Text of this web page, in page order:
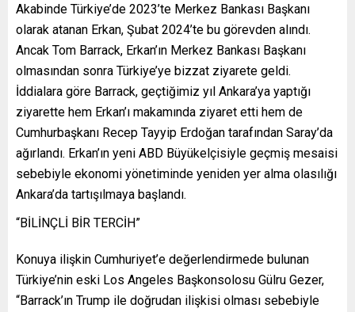
Akabinde Türkiye’de 2023’te Merkez Bankası Başkanı
olarak atanan Erkan, Şubat 2024’te bu görevden alındı.
Ancak Tom Barrack, Erkan’ın Merkez Bankası Başkanı
olmasından sonra Türkiye’ye bizzat ziyarete geldi.
İddialara göre Barrack, geçtiğimiz yıl Ankara’ya yaptığı
ziyarette hem Erkan’ı makamında ziyaret etti hem de
Cumhurbaşkanı Recep Tayyip Erdoğan tarafından Saray’da
ağırlandı. Erkan’ın yeni ABD Büyükelçisiyle geçmiş mesaisi
sebebiyle ekonomi yönetiminde yeniden yer alma olasılığı
Ankara’da tartışılmaya başlandı.
“BİLİNÇLİ BİR TERCİH”
Konuya ilişkin Cumhuriyet’e değerlendirmede bulunan
Türkiye’nin eski Los Angeles Başkonsolosu Gülru Gezer,
“Barrack’ın Trump ile doğrudan ilişkisi olması sebebiyle